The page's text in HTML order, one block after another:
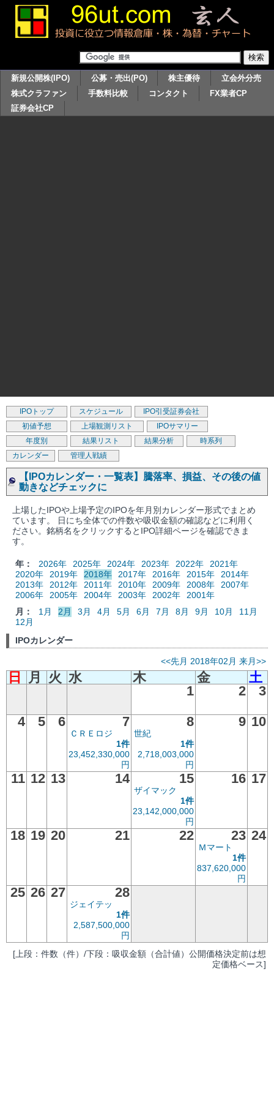
新規公開株(IPO) 公募・売出(PO) 株主優待
立会外分売
株式クラファン
手数料比較 コンタクト
FX業者CP
証券会社CP
IPOトップ スケジュール
IPO引受証券会社
初値予想
上場観測リスト
IPOサマリー
年度別
結果リスト 結果分析
時系列
カレンダー
管理人戦績
【IPOカレンダー・一覧表】騰落率、損益、その後の値
動きなどチェックに
上場したIPOや上場予定のIPOを年月別カレンダー形式でまとめ
ています。 日にち全体での件数や吸収金額の確認などに利用く
ださい。銘柄名をクリックするとIPO詳細ページを確認できま
す。
年： 2026年 2025年 2024年 2023年 2022年
2021年
2020年
2019年 2018年 2017年 2016年 2015年
2014年
2013年
2012年 2011年 2010年 2009年 2008年
2007年
2006年
2005年 2004年 2003年 2002年
2001年
月：
1月 2月 3月 4月 5月 6月 7月 8月 9月 10月
11月
12月
IPOカレンダー
<<先月 2018年02月 来月>>
日 月 火 水 木 金
土
1
2
3
4
5 6 7
ＣＲＥロジ
1件
23,452,330,000
円
8
世紀
1件
2,718,003,000
円
9 10
11 12 13 14 15
ザイマック
1件
23,142,000,000
円
16 17
18 19 20 21 22 23
Ｍマート
1件
837,620,000
円
24
25 26 27 28
ジェイテッ
1件
2,587,500,000
円
[上段：件数（件）/下段：吸収金額（合計値）公開価格決定前は想
定価格ベース]